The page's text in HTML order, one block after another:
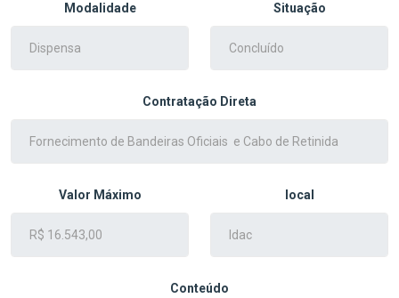
Modalidade Situação
Contratação Direta
Valor Máximo local
Conteúdo